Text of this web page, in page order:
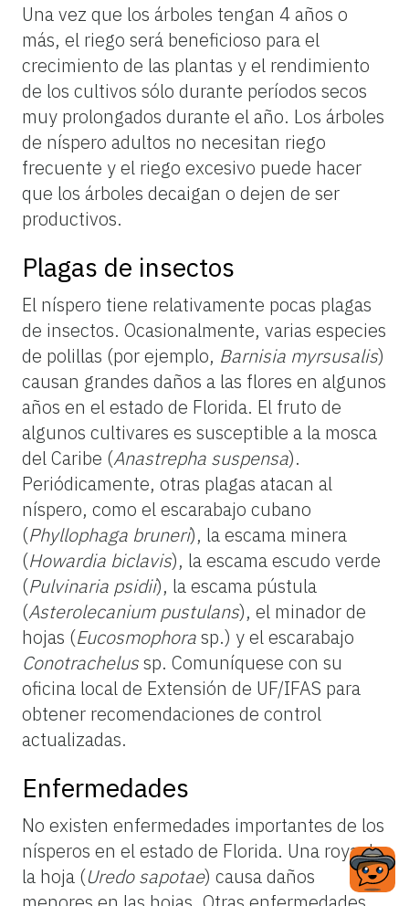
Una vez que los árboles tengan 4 años o
más, el riego será beneficioso para el
crecimiento de las plantas y el rendimiento
de los cultivos sólo durante períodos secos
muy prolongados durante el año. Los árboles
de níspero adultos no necesitan riego
frecuente y el riego excesivo puede hacer
que los árboles decaigan o dejen de ser
productivos.
Plagas de insectos
El níspero tiene relativamente pocas plagas
de insectos. Ocasionalmente, varias especies
de polillas (por ejemplo, Barnisia myrsusalis)
causan grandes daños a las flores en algunos
años en el estado de Florida. El fruto de
algunos cultivares es susceptible a la mosca
del Caribe (Anastrepha suspensa).
Periódicamente, otras plagas atacan al
níspero, como el escarabajo cubano
(Phyllophaga bruneri), la escama minera
(Howardia biclavis), la escama escudo verde
(Pulvinaria psidii), la escama pústula
(Asterolecanium pustulans), el minador de
hojas (Eucosmophorasp.) y el escarabajo
Conotrachelussp. Comuníquese con su
oficina local de Extensión de UF/IFAS para
obtener recomendaciones de control
actualizadas.
Enfermedades
No existen enfermedades importantes de los
nísperos en el estado de Florida. Una roya de
la hoja (Uredo sapotae) causa daños